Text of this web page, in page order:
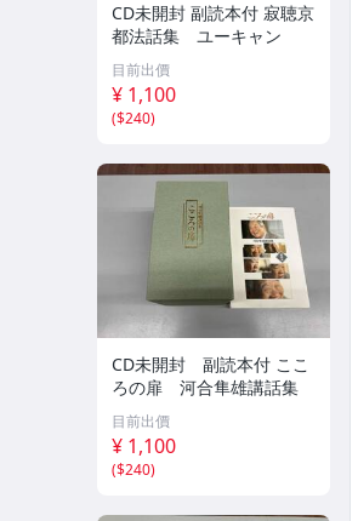
CD未開封 副読本付 寂聴京
都法話集 ユーキャン
目前出價
¥ 1,100
($240)
CD未開封 副読本付 ここ
ろの扉 河合隼雄講話集
目前出價
¥ 1,100
($240)